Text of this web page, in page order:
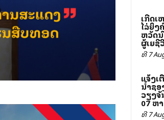
ເກີດເ
ໄລ່ຍິງ
ຫວັດ
ຜູ້ເສຍ
ທີ 7
ແຈ້ງເ
ນ້ຳຊອ
ວຽງ
07 ຫ
ທີ 7